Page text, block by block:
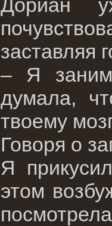
заставляя
– Я
думала,
твоему
Говоря о
Я
этом